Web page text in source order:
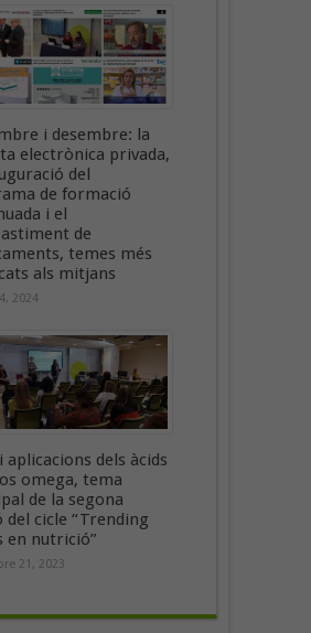
i desembre: la
electrònica privada,
del
de formació
i el
de
temes més
als mitjans
2024
aplicacions dels àcids
omega, tema
de la segona
del cicle “Trending
en nutrició”
21, 2023